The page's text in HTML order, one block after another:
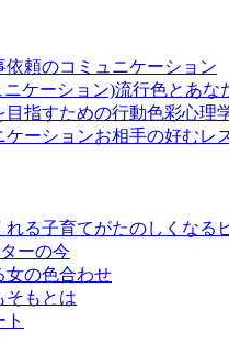
依頼のコミュニケーション
流行色とあな
お相手の好むレ
る子育てがたのしくなる
ーの今
女の色合わせ
そもとは